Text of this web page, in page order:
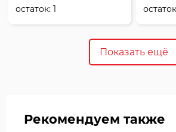
остаток:1
Показать ещё
Рекомендуем также